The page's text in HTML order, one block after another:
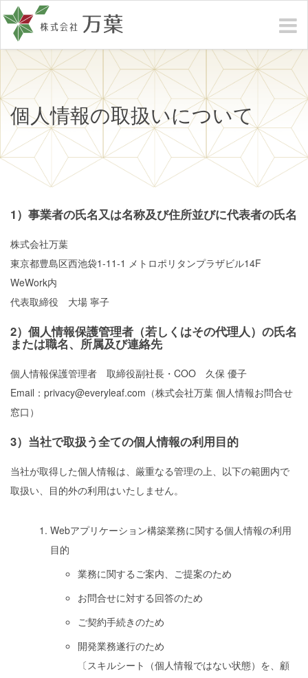
個人情報の取扱いについて
1）事業者の氏名又は名称及び住所並びに代表者の氏名
株式会社万葉
東京都豊島区西池袋1-11-1 メトロポリタンプラザビル14F
WeWork内
代表取締役 大場 寧子
2）個人情報保護管理者（若しくはその代理人）の氏名
または職名、所属及び連絡先
個人情報保護管理者 取締役副社長・COO 久保 優子
Email：privacy@everyleaf.com（株式会社万葉 個人情報お問合せ
窓口）
3）当社で取扱う全ての個人情報の利用目的
当社が取得した個人情報は、厳重なる管理の上、以下の範囲内で
取扱い、目的外の利用はいたしません。
Webアプリケーション構築業務に関する個人情報の利用
目的
業務に関するご案内、ご提案のため
お問合せに対する回答のため
ご契約手続きのため
開発業務遂行のため
〔スキルシート（個人情報ではない状態）を、顧